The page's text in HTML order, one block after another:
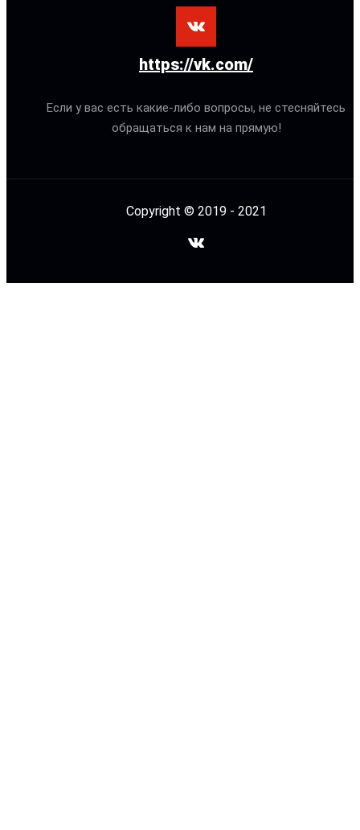
https://vk.com/
Если у вас есть какие-либо вопросы, не стесняйтесь
обращаться к нам на прямую!
Copyright © 2019 - 2021